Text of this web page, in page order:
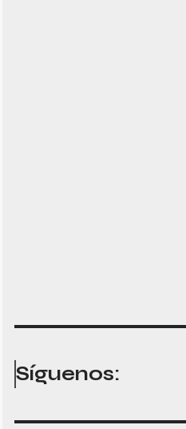
Síguenos: